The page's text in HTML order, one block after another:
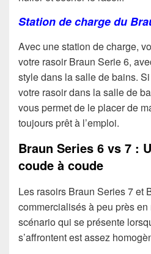
Station de charge du
Avec une station de charge,
votre rasoir Braun Serie 6,
style dans la salle de bains.
votre rasoir dans la salle de
vous permet de le placer de
toujours prêt à l’emploi.
Braun Series 6 vs 7 :
coude à coude
Les rasoirs Braun Series 7 et
commercialisés à peu près
scénario qui se présente
s’affrontent est assez